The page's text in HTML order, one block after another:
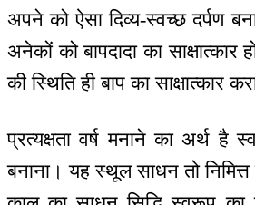
अपने को ऐसा दिव्य-स्वच्छ दर्पण
अनेकों को बापदादा का साक्षात्कार
की स्थिति ही बाप का साक्षात्कार
प्रत्यक्षता वर्ष मनाने का अर्थ है
बनाना। यह स्थूल साधन तो